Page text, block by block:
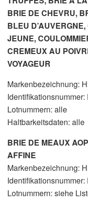
BRIE DE CHEVRU,
BLEU
JEUNE,
CREMEUX AU
VOYAGEUR
Markenbezeichnung:
Lotnummern: alle
Haltbarkeitsdaten: alle
BRIE DE MEAUX
AFFINE
Markenbezeichnung:
Lotnummern: siehe